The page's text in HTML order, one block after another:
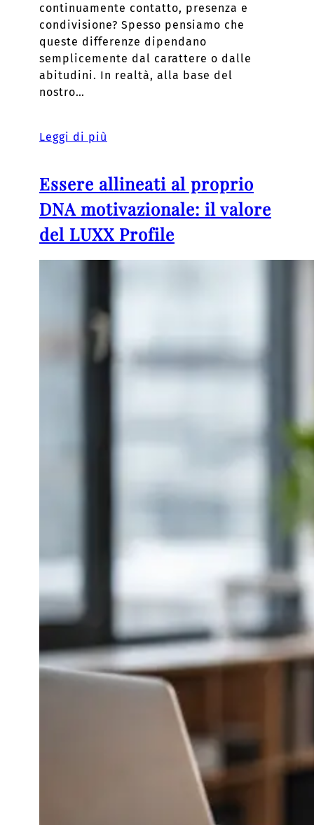
continuamente contatto, presenza e
condivisione? Spesso pensiamo che
queste differenze dipendano
semplicemente dal carattere o dalle
abitudini. In realtà, alla base del
nostro…
Leggi di più
Essere allineati al proprio
DNA motivazionale: il valore
del LUXX Profile